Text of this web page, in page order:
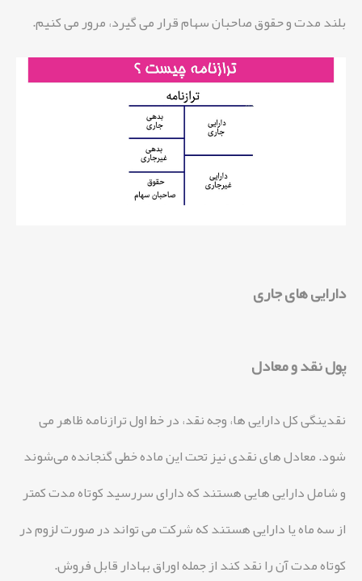
بلند مدت و حقوق صاحبان سهام قرار می گیرد، مرور می کنیم.
دارایی های جاری
پول نقد و معادل
نقدینگی کل دارایی ها، وجه نقد، در خط اول ترازنامه ظاهر می
شود. معادل های نقدی نیز تحت این ماده خطی گنجانده می‌شوند
و شامل دارایی هایی هستند که دارای سررسید کوتاه مدت کمتر
از سه ماه یا دارایی هستند که شرکت می تواند در صورت لزوم در
کوتاه مدت آن را نقد کند از جمله اوراق بهادار قابل فروش.